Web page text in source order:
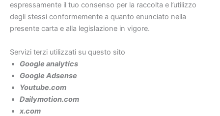
espressamente il tuo consenso per la raccolta e l’utilizzo
degli stessi conformemente a quanto enunciato nella
presente carta e alla legislazione in vigore.
Servizi terzi utilizzati su questo sito
Google analytics
Google Adsense
Youtube.com
Dailymotion.com
x.com